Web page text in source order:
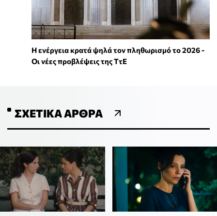
Η ενέργεια κρατά ψηλά τον πληθωρισμό το 2026 -
Οι νέες προβλέψεις της ΤτΕ
ΣΧΕΤΙΚΆ ΆΡΘΡΑ